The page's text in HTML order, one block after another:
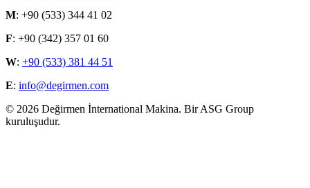
M: +90 (533) 344 41 02
F: +90 (342) 357 01 60
W: +90 (533) 381 44 51
E: info@degirmen.com
© 2026 Değirmen İnternational Makina. Bir ASG Group
kuruluşudur.